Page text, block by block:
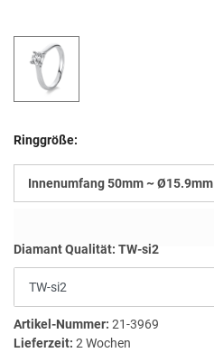
Ringgröße:
Innenumfang 50mm ~ Ø15.9mm
Diamant Qualität: TW-si2
Artikel-Nummer: 21-3969
Lieferzeit: 2 Wochen